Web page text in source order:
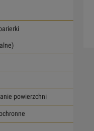
powierzchni